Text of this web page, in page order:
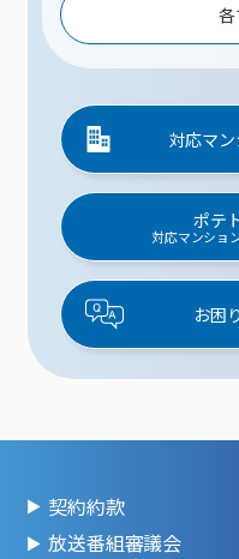
対応マ
ポテ
対応マンショ
お困
契約約款
放送番組審議会